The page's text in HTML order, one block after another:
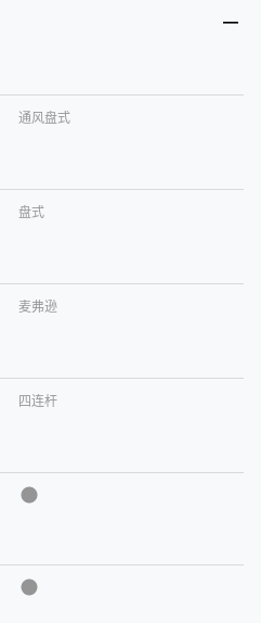
通风盘式
盘式
麦弗逊
四连杆